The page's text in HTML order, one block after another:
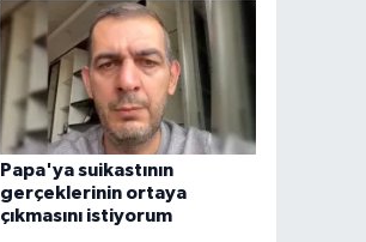
Papa'ya suikastının
gerçeklerinin ortaya
çıkmasını istiyorum